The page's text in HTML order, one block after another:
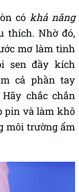
có khả năng
thích. Nhờ đó,
mơ làm tình
sen đầy kích
cả phần tay
chắc chắn
pin và làm khô
môi trường ẩm